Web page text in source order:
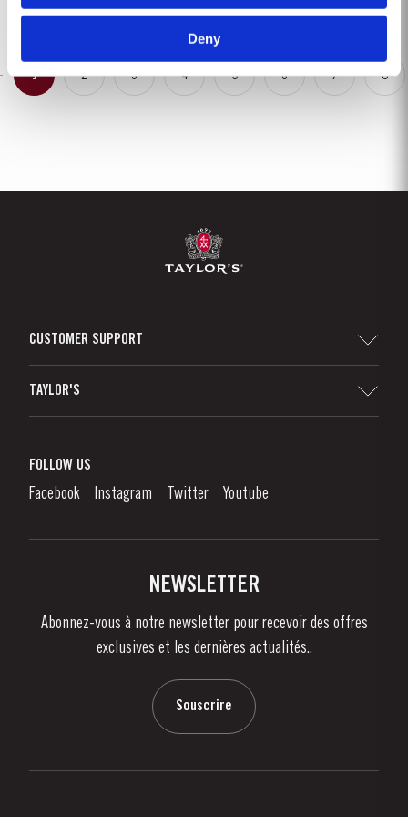
Deny
1 2 3 4 5 6 7 8
CUSTOMER SUPPORT
Denunciation Platform
Liens
TAYLOR'S
Qu'est-Ce Que Le Vin De Porto?
Déguster le Porto
Nouvelles
FOLLOW US
Facebook Instagram Twitter Youtube
NEWSLETTER
Abonnez-vous à notre newsletter pour recevoir des offres
exclusives et les dernières actualités..
Souscrire